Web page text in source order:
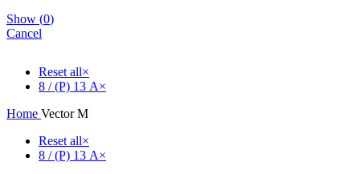
Show (0)
Cancel
Reset all×
8 / (P) 13 А×
Home Vector M
Reset all×
8 / (P) 13 А×